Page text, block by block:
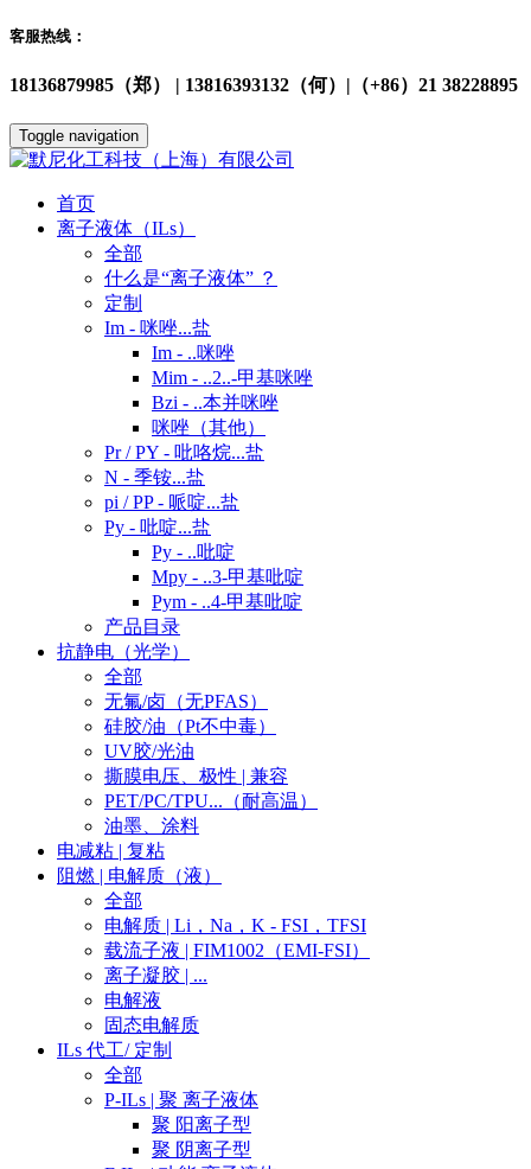
客服热线：
18136879985（郑） | 13816393132（何）|（+86）21 38228895
Toggle navigation
首页
离子液体（ILs）
全部
什么是“离子液体” ？
定制
Im - 咪唑...盐
Im - ..咪唑
Mim - ..2..-甲基咪唑
Bzi - ..本并咪唑
咪唑（其他）
Pr / PY - 吡咯烷...盐
N - 季铵...盐
pi / PP - 哌啶...盐
Py - 吡啶...盐
Py - ..吡啶
Mpy - ..3-甲基吡啶
Pym - ..4-甲基吡啶
产品目录
抗静电（光学）
全部
无氟/卤（无PFAS）
硅胶/油（Pt不中毒）
UV胶/光油
撕膜电压、极性 | 兼容
PET/PC/TPU...（耐高温）
油墨、涂料
电减粘 | 复粘
阻燃 | 电解质（液）
全部
电解质 | Li，Na，K - FSI，TFSI
载流子液 | FIM1002（EMI-FSI）
离子凝胶 | ...
电解液
固态电解质
ILs 代工/ 定制
全部
P-ILs | 聚 离子液体
聚 阳离子型
聚 阴离子型